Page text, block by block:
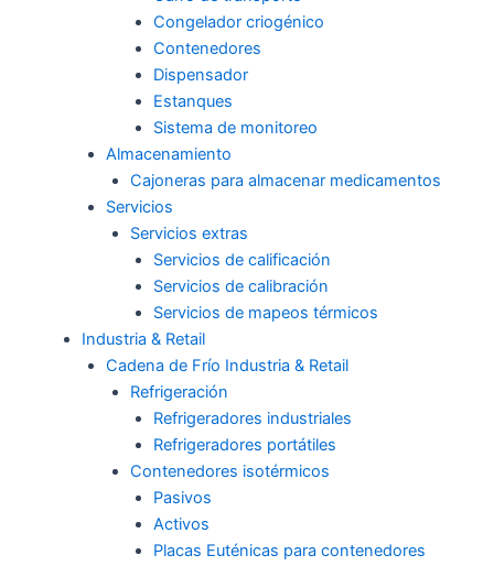
Congelador criogénico
Contenedores
Dispensador
Estanques
Sistema de monitoreo
Almacenamiento
Cajoneras para almacenar medicamentos
Servicios
Servicios extras
Servicios de calificación
Servicios de calibración
Servicios de mapeos térmicos
Industria & Retail
Cadena de Frío Industria & Retail
Refrigeración
Refrigeradores industriales
Refrigeradores portátiles
Contenedores isotérmicos
Pasivos
Activos
Placas Euténicas para contenedores